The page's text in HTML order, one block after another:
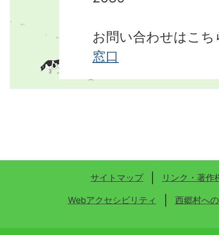
お問い合わせはこち
窓口
サイトマップ リンク・著作
Webアクセシビリティ 西郷村へ